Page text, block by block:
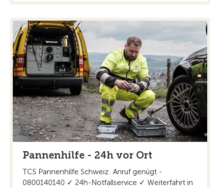
Pannenhilfe - 24h vor Ort
TCS Pannenhilfe Schweiz: Anruf genügt -
0800140140 ✓ 24h-Notfallservice ✓ Weiterfahrt in